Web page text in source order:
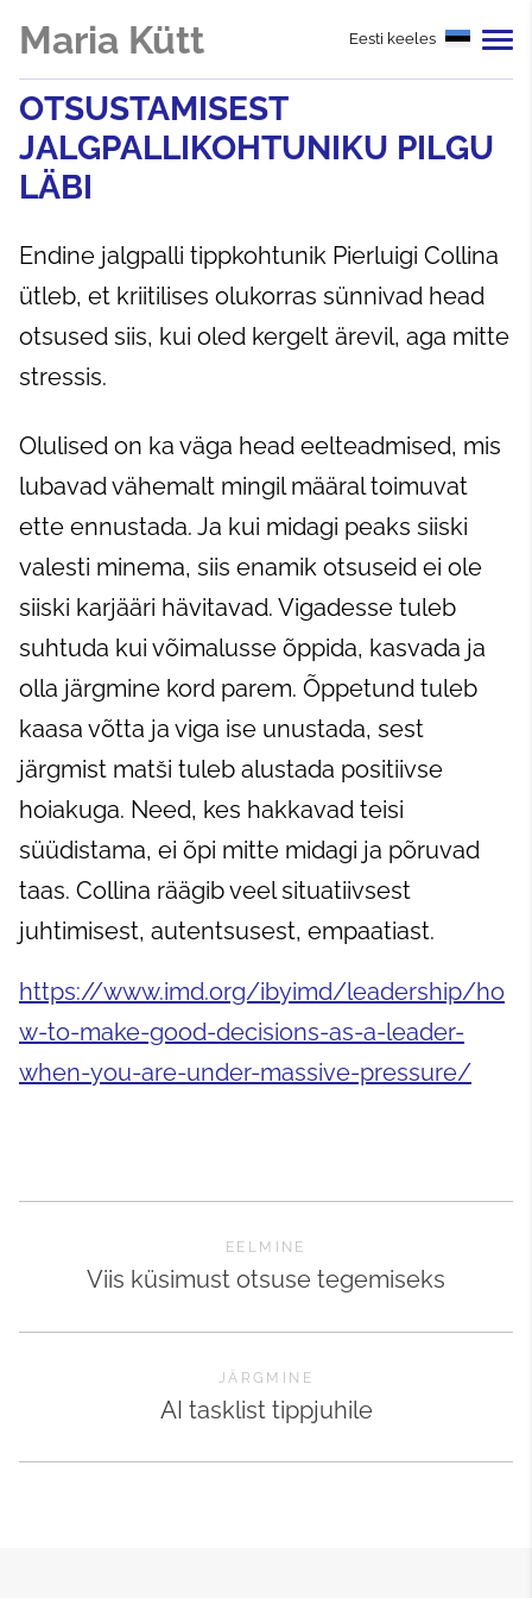
Maria Kütt Eesti keeles
OTSUSTAMISEST
JALGPALLIKOHTUNIKU PILGU
LÄBI
Endine jalgpalli tippkohtunik Pierluigi Collina
ütleb, et kriitilises olukorras sünnivad head
otsused siis, kui oled kergelt ärevil, aga mitte
stressis.
Olulised on ka väga head eelteadmised, mis
lubavad vähemalt mingil määral toimuvat
ette ennustada. Ja kui midagi peaks siiski
valesti minema, siis enamik otsuseid ei ole
siiski karjääri hävitavad. Vigadesse tuleb
suhtuda kui võimalusse õppida, kasvada ja
olla järgmine kord parem. Õppetund tuleb
kaasa võtta ja viga ise unustada, sest
järgmist matši tuleb alustada positiivse
hoiakuga. Need, kes hakkavad teisi
süüdistama, ei õpi mitte midagi ja põruvad
taas. Collina räägib veel situatiivsest
juhtimisest, autentsusest, empaatiast.
https://www.imd.org/ibyimd/leadership/ho
w-to-make-good-decisions-as-a-leader-
when-you-are-under-massive-pressure/
EELMINE
Viis küsimust otsuse tegemiseks
JÄRGMINE
AI tasklist tippjuhile